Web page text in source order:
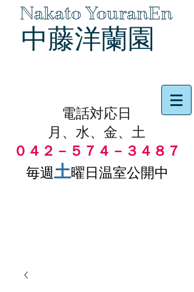
Nakato YouranEn
中藤洋蘭園
電話対応日
月、水、金、土
０４２－５７４－３４８７
毎週土曜日温室公開中